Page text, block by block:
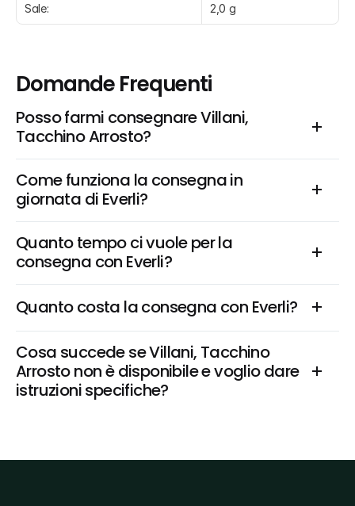
Sale: 2,0 g
Domande Frequenti
Posso farmi consegnare Villani,
Tacchino Arrosto?
Come funziona la consegna in
giornata di Everli?
Quanto tempo ci vuole per la
consegna con Everli?
Quanto costa la consegna con Everli?
Cosa succede se Villani, Tacchino
Arrosto non è disponibile e voglio dare
istruzioni specifiche?